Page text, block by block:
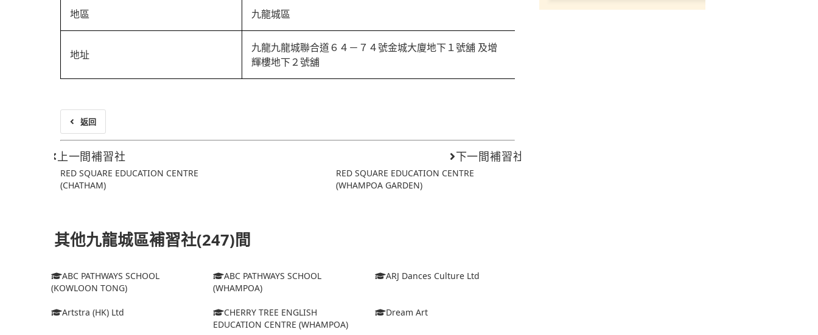
地區 九龍城區
地址
九龍九龍城聯合道６４－７４號金城大廈地下１號舖 及增
輝樓地下２號舖
返回
上一間補習社
RED SQUARE EDUCATION CENTRE
(CHATHAM)
下一間補習社
RED SQUARE EDUCATION CENTRE
(WHAMPOA GARDEN)
其他九龍城區補習社(247)間
ABC PATHWAYS SCHOOL
(KOWLOON TONG)
ABC PATHWAYS SCHOOL
(WHAMPOA)
ARJ Dances Culture Ltd
Artstra (HK) Ltd
CHERRY TREE ENGLISH
EDUCATION CENTRE (WHAMPOA)
Dream Art